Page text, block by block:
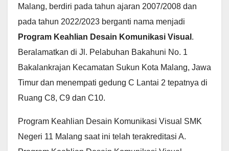
Malang, berdiri pada tahun ajaran 2007/2008 dan
pada tahun 2022/2023 berganti nama menjadi
Program Keahlian Desain Komunikasi Visual .
Beralamatkan di Jl. Pelabuhan Bakahuni No. 1
Bakalankrajan Kecamatan Sukun Kota Malang, Jawa
Timur dan menempati gedung C Lantai 2 tepatnya di
Ruang C8, C9 dan C10.
Program Keahlian Desain Komunikasi Visual SMK
Negeri 11 Malang saat ini telah terakreditasi A.